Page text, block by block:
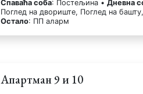
Спаваћа соба: Постељина •Дневна
Поглед на двориште, Поглед на
Остало: ПП аларм
Апартман 9 и 10